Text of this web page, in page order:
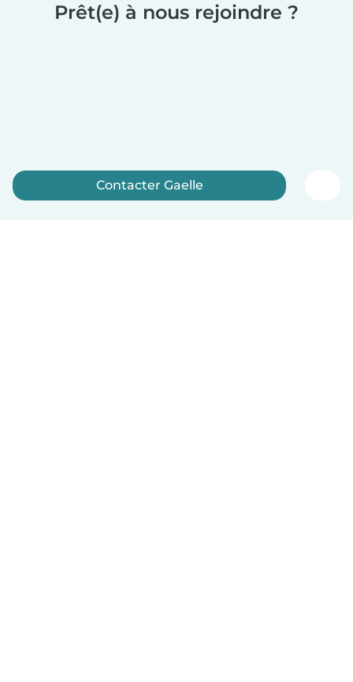
Prêt(e) à nous rejoindre ?
Contacter Gaelle